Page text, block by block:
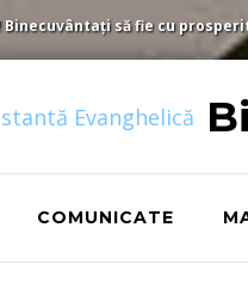
Binecuvântați să fie cu
COMUNICATE